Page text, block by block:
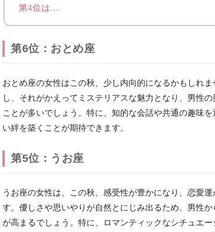
第4位は...
第6位：おとめ座
おとめ座の女性はこの秋、少し内向的になるかもしれま
し、それがかえってミステリアスな魅力となり、男性の
ことが多いでしょう。特に、知的な会話や共通の趣味を
い絆を築くことが期待できます。
第5位：うお座
うお座の女性は、この秋、感受性が豊かになり、恋愛運
す。優しさや思いやりが自然とにじみ出るため、男性か
が高まるでしょう。特に、ロマンティックなシチュエー